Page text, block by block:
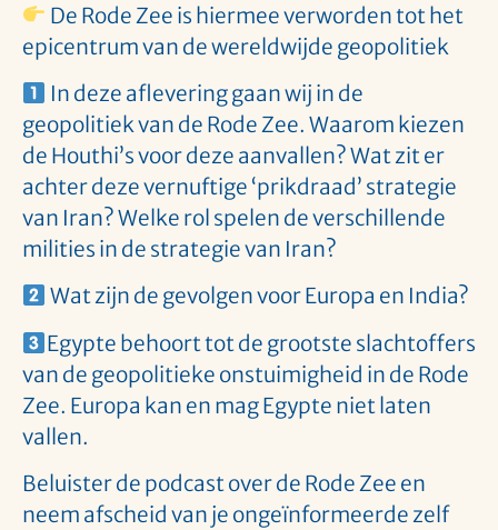
De Rode Zee is hiermee verworden tot het
epicentrum van de wereldwijde geopolitiek
In deze aflevering gaan wij in de
geopolitiek van de Rode Zee. Waarom kiezen
de Houthi’s voor deze aanvallen? Wat zit er
achter deze vernuftige ‘prikdraad’ strategie
van Iran? Welke rol spelen de verschillende
milities in de strategie van Iran?
Wat zijn de gevolgen voor Europa en India?
Egypte behoort tot de grootste slachtoffers
van de geopolitieke onstuimigheid in de Rode
Zee. Europa kan en mag Egypte niet laten
vallen.
Beluister de podcast over de Rode Zee en
neem afscheid van je ongeïnformeerde zelf